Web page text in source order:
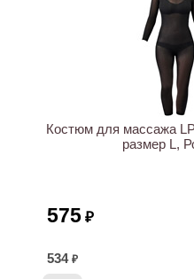
Костюм для массажа
размер L,
575 ₽
534 ₽